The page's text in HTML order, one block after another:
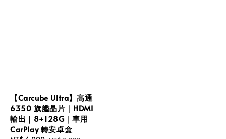
【Carcube Ultra】高通
6350 旗艦晶片｜HDMI
輸出｜8+128G｜車用
CarPlay 轉安卓盒